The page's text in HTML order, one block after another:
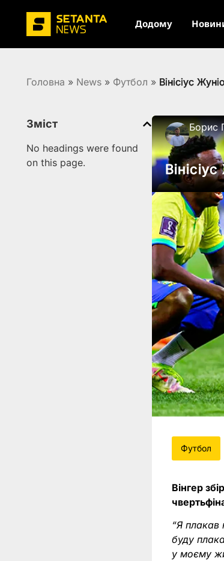
Додому
Головна » News » Футбол » Вінісіус
Зміст
No headings were found
on this page.
Борис
Футбол
Вінгер
“Я плакав
буду
у моєму